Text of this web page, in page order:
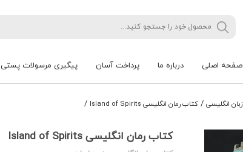
صفحه اصلی درباره ما پرداخت آسان پیگیری مرسولات پستی
زبان انگلیسی / کتاب رمان انگلیسی Island of Spirits /
کتاب رمان انگلیسی Island of Spirits